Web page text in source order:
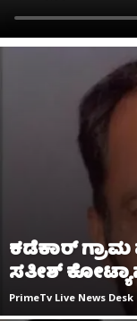
ಕಡೆಕಾರ್
ಸತೀಶ್
PrimeTv Live News Desk